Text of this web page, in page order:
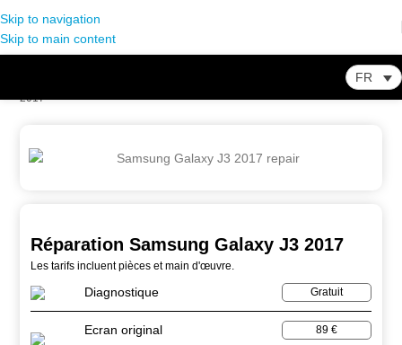
Skip to navigation
Skip to main content
FR
Réparation Samsung Galaxy J3
2017
Réparation Samsung Galaxy J3 2017
Les tarifs incluent pièces et main d'œuvre.
Diagnostique Gratuit
Ecran original 89 €